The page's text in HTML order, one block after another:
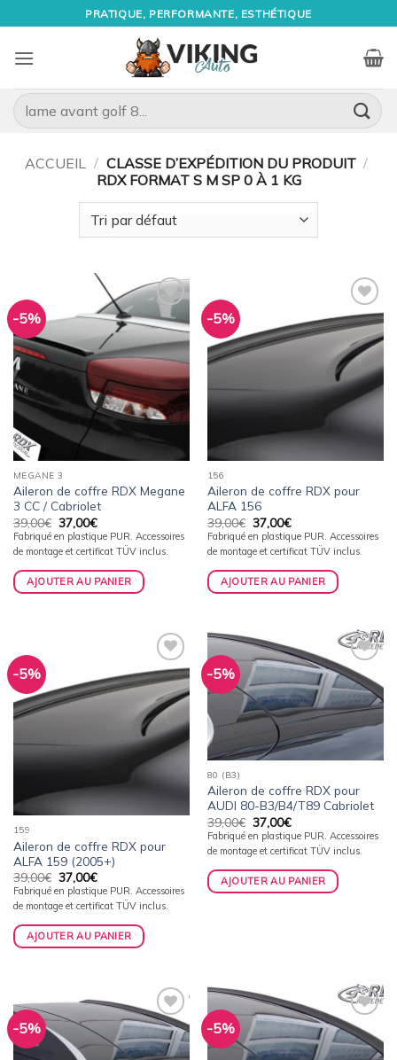
au
contenu
PRATIQUE, PERFORMANTE, ESTHÉTIQUE
Recherche
pour :
ACCUEIL / CLASSE D’EXPÉDITION DU PRODUIT /
RDX FORMAT S M SP 0 À 1 KG
-5%
Ajouter
à la
wishlist
MEGANE 3
Aileron de coffre RDX Megane
3 CC / Cabriolet
39,00€ Le
prix
initial
était :
39,00€.
37,00€Le
prix
actuel
est :
37,00€.
Fabriqué en plastique PUR. Accessoires
de montage et certificat TÜV inclus.
AJOUTER AU PANIER
-5%
Ajouter
à la
wishlist
156
Aileron de coffre RDX pour
ALFA 156
39,00€ Le
prix
initial
était :
39,00€.
37,00€Le
prix
actuel
est :
37,00€.
Fabriqué en plastique PUR. Accessoires
de montage et certificat TÜV inclus.
AJOUTER AU PANIER
-5%
Ajouter
à la
wishlist
159
Aileron de coffre RDX pour
ALFA 159 (2005+)
39,00€ Le
prix
initial
était :
39,00€.
37,00€Le
prix
actuel
est :
37,00€.
Fabriqué en plastique PUR. Accessoires
de montage et certificat TÜV inclus.
AJOUTER AU PANIER
-5%
Ajouter
à la
wishlist
80 (B3)
Aileron de coffre RDX pour
AUDI 80-B3/B4/T89 Cabriolet
39,00€ Le
prix
initial
était :
39,00€.
37,00€Le
prix
actuel
est :
37,00€.
Fabriqué en plastique PUR. Accessoires
de montage et certificat TÜV inclus.
AJOUTER AU PANIER
-5%
Ajouter
à la
wishlist
-5%
Ajouter
à la
wishlist